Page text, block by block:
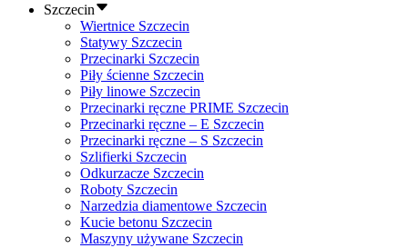
Szczecin
Wiertnice Szczecin
Statywy Szczecin
Przecinarki Szczecin
Piły ścienne Szczecin
Piły linowe Szczecin
Przecinarki ręczne PRIME Szczecin
Przecinarki ręczne – E Szczecin
Przecinarki ręczne – S Szczecin
Szlifierki Szczecin
Odkurzacze Szczecin
Roboty Szczecin
Narzedzia diamentowe Szczecin
Kucie betonu Szczecin
Maszyny używane Szczecin